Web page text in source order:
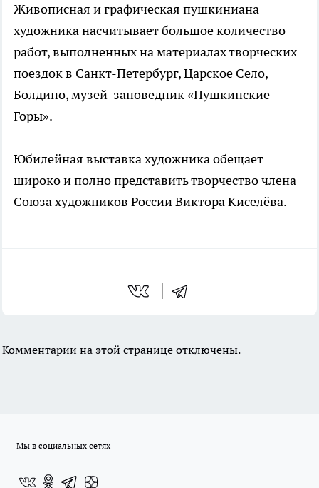
Живописная и графическая пушкиниана
художника насчитывает большое количество
работ, выполненных на материалах творческих
поездок в Санкт-Петербург, Царское Село,
Болдино, музей-заповедник «Пушкинские
Горы».
Юбилейная выставка художника обещает
широко и полно представить творчество члена
Союза художников России Виктора Киселёва.
Комментарии на этой странице отключены.
Мы в социальных сетях